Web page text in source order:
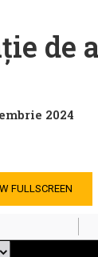
de
2024
FULLSCREEN